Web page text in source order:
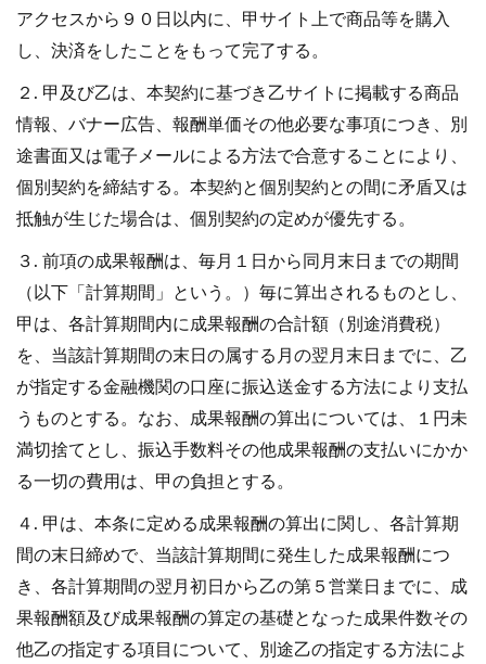
アクセスから９０日以内に、甲サイト上で商品等を購入
し、決済をしたことをもって完了する。
２. 甲及び乙は、本契約に基づき乙サイトに掲載する商品
情報、バナー広告、報酬単価その他必要な事項につき、別
途書面又は電子メールによる方法で合意することにより、
個別契約を締結する。本契約と個別契約との間に矛盾又は
抵触が生じた場合は、個別契約の定めが優先する。
３. 前項の成果報酬は、毎月１日から同月末日までの期間
（以下「計算期間」という。）毎に算出されるものとし、
甲は、各計算期間内に成果報酬の合計額（別途消費税）
を、当該計算期間の末日の属する月の翌月末日までに、乙
が指定する金融機関の口座に振込送金する方法により支払
うものとする。なお、成果報酬の算出については、１円未
満切捨てとし、振込手数料その他成果報酬の支払いにかか
る一切の費用は、甲の負担とする。
４. 甲は、本条に定める成果報酬の算出に関し、各計算期
間の末日締めで、当該計算期間に発生した成果報酬につ
き、各計算期間の翌月初日から乙の第５営業日までに、成
果報酬額及び成果報酬の算定の基礎となった成果件数その
他乙の指定する項目について、別途乙の指定する方法によ